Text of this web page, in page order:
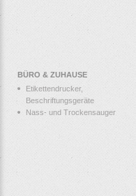
BÜRO & ZUHAUSE
Etikettendrucker,
Beschriftungsgeräte
Nass- und Trockensauger